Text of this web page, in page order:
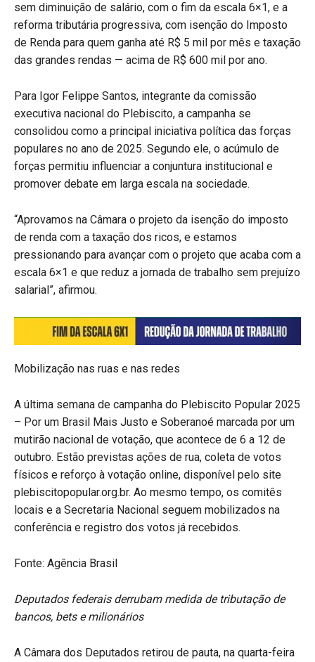
sem diminuição de salário, com o fim da escala 6×1, e a
reforma tributária progressiva, com isenção do Imposto
de Renda para quem ganha até R$ 5 mil por mês e taxação
das grandes rendas — acima de R$ 600 mil por ano.
Para Igor Felippe Santos, integrante da comissão
executiva nacional do Plebiscito, a campanha se
consolidou como a principal iniciativa política das forças
populares no ano de 2025. Segundo ele, o acúmulo de
forças permitiu influenciar a conjuntura institucional e
promover debate em larga escala na sociedade.
“Aprovamos na Câmara o projeto da isenção do imposto
de renda com a taxação dos ricos, e estamos
pressionando para avançar com o projeto que acaba com a
escala 6×1 e que reduz a jornada de trabalho sem prejuízo
salarial”, afirmou.
Mobilização nas ruas e nas redes
A última semana de campanha do Plebiscito Popular 2025
– Por um Brasil Mais Justo e Soberanoé marcada por um
mutirão nacional de votação, que acontece de 6 a 12 de
outubro. Estão previstas ações de rua, coleta de votos
físicos e reforço à votação online, disponível pelo site
plebiscitopopular.org.br. Ao mesmo tempo, os comitês
locais e a Secretaria Nacional seguem mobilizados na
conferência e registro dos votos já recebidos.
Fonte: Agência Brasil
Deputados federais derrubam medida de tributação de
bancos, bets e milionários
A Câmara dos Deputados retirou de pauta, na quarta-feira